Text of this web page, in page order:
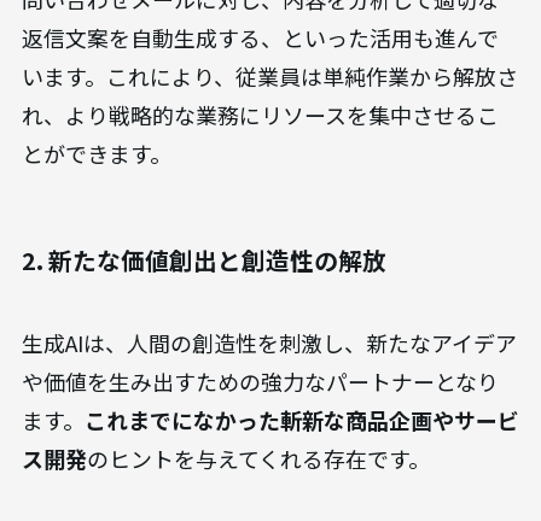
返信文案を自動生成する、といった活用も進んで
います。これにより、従業員は単純作業から解放さ
れ、より戦略的な業務にリソースを集中させるこ
とができます。
2. 新たな価値創出と創造性の解放
生成AIは、人間の創造性を刺激し、新たなアイデア
や価値を生み出すための強力なパートナーとなり
ます。 これまでになかった斬新な商品企画やサービ
ス開発のヒントを与えてくれる存在です。